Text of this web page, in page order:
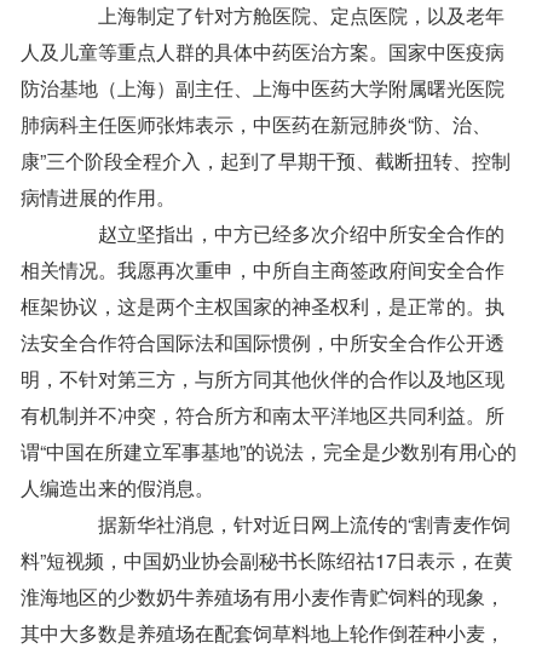
上海制定了针对方舱医院、定点医院，以及老年
人及儿童等重点人群的具体中药医治方案。国家中医疫病
防治基地（上海）副主任、上海中医药大学附属曙光医院
肺病科主任医师张炜表示，中医药在新冠肺炎“防、治、
康”三个阶段全程介入，起到了早期干预、截断扭转、控制
病情进展的作用。
赵立坚指出，中方已经多次介绍中所安全合作的
相关情况。我愿再次重申，中所自主商签政府间安全合作
框架协议，这是两个主权国家的神圣权利，是正常的。执
法安全合作符合国际法和国际惯例，中所安全合作公开透
明，不针对第三方，与所方同其他伙伴的合作以及地区现
有机制并不冲突，符合所方和南太平洋地区共同利益。所
谓“中国在所建立军事基地”的说法，完全是少数别有用心的
人编造出来的假消息。
据新华社消息，针对近日网上流传的“割青麦作饲
料”短视频，中国奶业协会副秘书长陈绍祜17日表示，在黄
淮海地区的少数奶牛养殖场有用小麦作青贮饲料的现象，
其中大多数是养殖场在配套饲草料地上轮作倒茬种小麦，